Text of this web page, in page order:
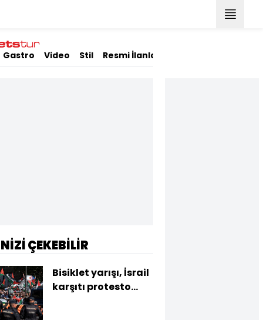
Gastro Video Stil Resmi İlanlar
ÇEKEBİLİR
Bisiklet yarışı, İsrail
karşıtı protesto